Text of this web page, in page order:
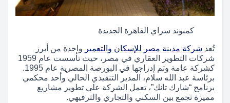
كمبوند سراي القاهرة الجديدة
تُعد شركة مدينة مصر للإسكان والتعمير واحدة من أبرز
شركات التطوير العقاري في مصر، حيث تأسست عام 1959
كشركة عامة وتم إدراجها في البورصة المصرية عام 1995.
برئاسة عبد الله سلام، المدير التنفيذي الحالي وأحد محكمي
برنامج “شارك تانك”، تعمل الشركة على تطوير مشاريع
مميزة تجمع بين السكني والتجاري والترفيهي.